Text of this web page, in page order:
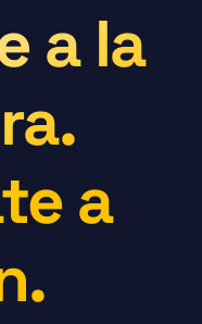
a la
a